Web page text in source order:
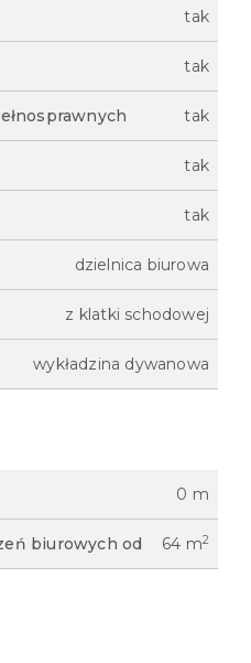
tak
tak
tak
tak
tak
dzielnica biurowa
z klatki schodowej
wykładzina dywanowa
0 m
biurowych od 64 m2